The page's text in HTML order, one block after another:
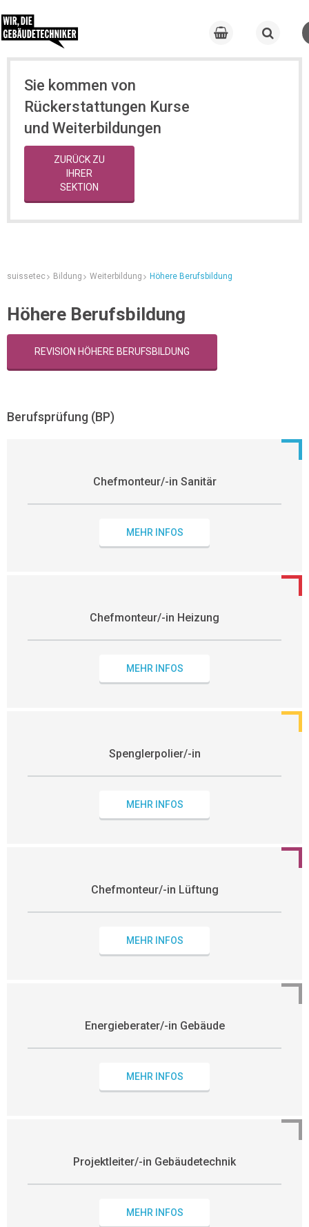
Sie kommen von
Rückerstattungen Kurse
und Weiterbildungen
ZURÜCK ZU
IHRER
SEKTION
suissetec Bildung Weiterbildung Höhere Berufsbildung
Höhere Berufsbildung
REVISION HÖHERE BERUFSBILDUNG
Berufsprüfung (BP)
Chefmonteur/-in Sanitär
MEHR INFOS
Chefmonteur/-in Heizung
MEHR INFOS
Spenglerpolier/-in
MEHR INFOS
Chefmonteur/-in Lüftung
MEHR INFOS
Energieberater/-in Gebäude
MEHR INFOS
Projektleiter/-in Gebäudetechnik
MEHR INFOS